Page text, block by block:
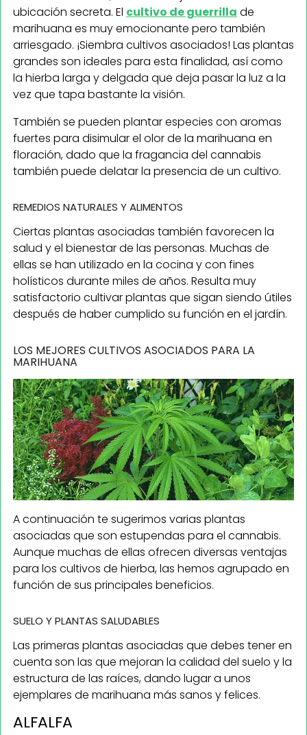
ubicación secreta. El cultivo de guerrilla de
marihuana es muy emocionante pero también
arriesgado. ¡Siembra cultivos asociados! Las plantas
grandes son ideales para esta finalidad, así como
la hierba larga y delgada que deja pasar la luz a la
vez que tapa bastante la visión.
También se pueden plantar especies con aromas
fuertes para disimular el olor de la marihuana en
floración, dado que la fragancia del cannabis
también puede delatar la presencia de un cultivo.
REMEDIOS NATURALES Y ALIMENTOS
Ciertas plantas asociadas también favorecen la
salud y el bienestar de las personas. Muchas de
ellas se han utilizado en la cocina y con fines
holísticos durante miles de años. Resulta muy
satisfactorio cultivar plantas que sigan siendo útiles
después de haber cumplido su función en el jardín.
LOS MEJORES CULTIVOS ASOCIADOS PARA LA
MARIHUANA
A continuación te sugerimos varias plantas
asociadas que son estupendas para el cannabis.
Aunque muchas de ellas ofrecen diversas ventajas
para los cultivos de hierba, las hemos agrupado en
función de sus principales beneficios.
SUELO Y PLANTAS SALUDABLES
Las primeras plantas asociadas que debes tener en
cuenta son las que mejoran la calidad del suelo y la
estructura de las raíces, dando lugar a unos
ejemplares de marihuana más sanos y felices.
ALFALFA